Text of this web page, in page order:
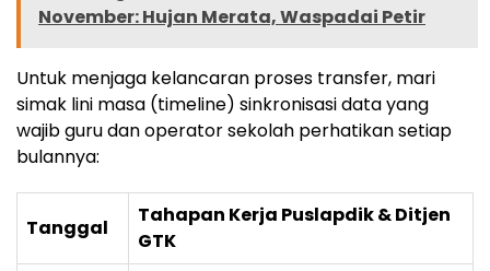
November: Hujan Merata, Waspadai Petir
Untuk menjaga kelancaran proses transfer, mari
simak lini masa (timeline) sinkronisasi data yang
wajib guru dan operator sekolah perhatikan setiap
bulannya:
Tanggal
Tahapan Kerja Puslapdik & Ditjen
GTK